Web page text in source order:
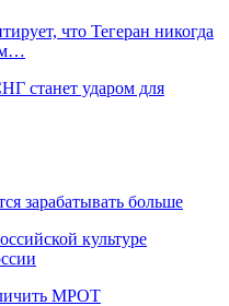
что Тегеран никогда
станет ударом для
зарабатывать больше
культуре
МРОТ